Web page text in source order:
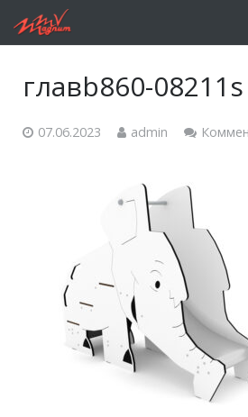
главb860-08211s
07.06.2023 admin